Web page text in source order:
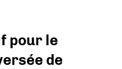
pour le
de